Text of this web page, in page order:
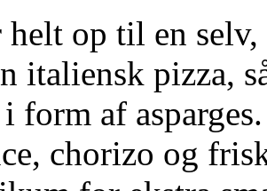
op til en
italiensk pizza,
form af
chorizo og